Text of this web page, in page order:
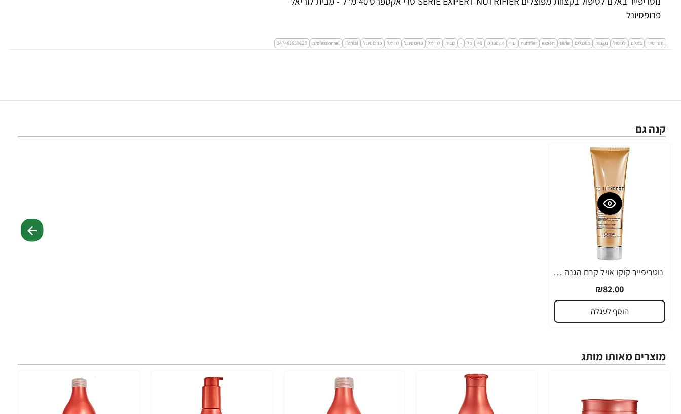
פרופסיונל
נוטריפייר באלם לטיפול בקצוות מפוצלים serie
expert
nutrifier סרי אקספרט 40 מל - מבית לוריאל פרופסיונל לוריאל פרופסיונל l'oréal
professionnel
347463650620
קנה גם
נוטריפייר קוקו אויל קרם הגנה לשיער מחום SERIE EXPERT COCO OIL NUTRIFIER סרי אקספרט 150 מ"ל - מבית לוריאל פרופסיונל
₪82.00
הוסף לעגלה
מוצרים מאותו מותג